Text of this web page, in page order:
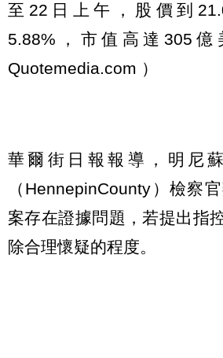
至22日上午，股價到
5.88%，市值高達305
Quotemedia.com ）
華爾街日報報導，明尼
（HennepinCounty）檢察
案存在證據問題，若提出指
除合理懷疑的程度。